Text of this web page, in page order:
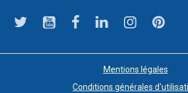
Mentions légales
Conditions générales